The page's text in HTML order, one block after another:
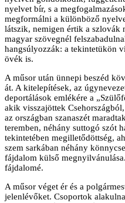
nyelvet bír, s a
megformálni a különböző
látszik, nemigen értik a szlovák
magyar szövegnél
hangsúlyozzák: a tekintetükön
övék is.
A műsor után ünnepi beszéd
át. A kitelepítések, az
deportálások emlékére a
akik visszajöttek
az országban szanaszét
teremben, néhány suttogó szót
tekintetében megilletődöttség,
szem sarkában néhány
fájdalom külső
fájdalomé.
A műsor véget ér és a
jelenlévőket. Csoportok